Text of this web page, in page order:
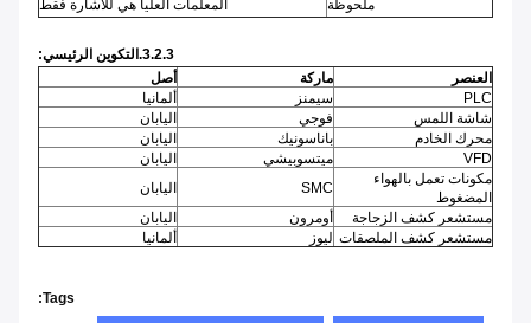
ملحوظة
المعلمات العليا هي للاشارة فقط
3.2.3.التكوين الرئيسي:
العنصر
ماركة
أصل
PLC
سيمنز
ألمانيا
شاشة اللمس
فوجي
اليابان
محرك الخادم
باناسونيك
اليابان
VFD
ميتسوبيشي
اليابان
مكونات تعمل بالهواء
المضغوط
SMC
اليابان
مستشعر كشف الزجاجة
أومرون
اليابان
مستشعر كشف الملصقات ليوز ألمانيا
Tags: